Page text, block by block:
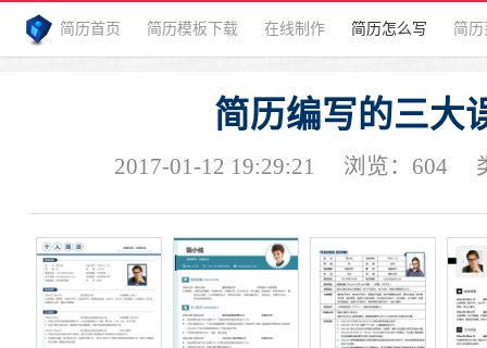
简历首页 简历模板下载 在线制作 简历怎么写 简
简历编写的三大
2017-01-12 19:29:21 浏览： 604